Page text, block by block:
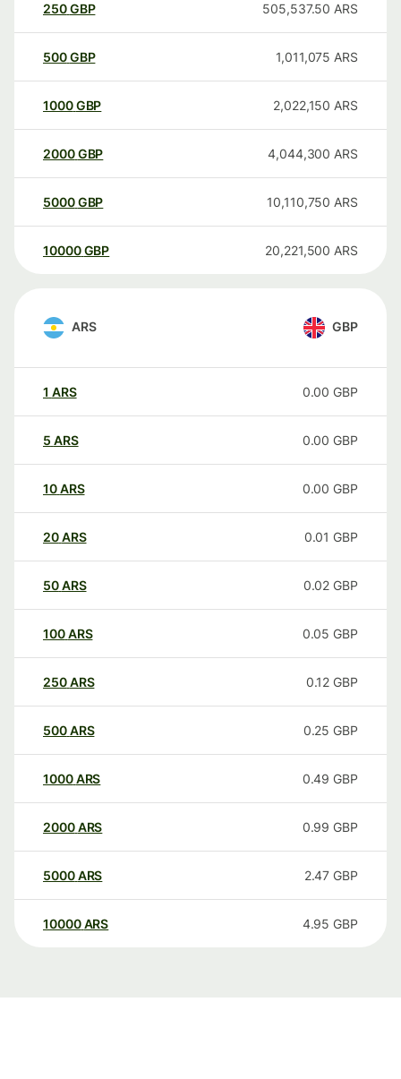
250GBP 505,537.50 ARS
500GBP 1,011,075 ARS
1000GBP 2,022,150 ARS
2000GBP 4,044,300 ARS
5000GBP 10,110,750 ARS
10000 GBP 20,221,500 ARS
ARS GBP
1 ARS 0.00 GBP
5 ARS 0.00 GBP
10ARS 0.00 GBP
20ARS 0.01 GBP
50ARS 0.02 GBP
100ARS 0.05 GBP
250ARS 0.12 GBP
500ARS 0.25 GBP
1000ARS 0.49 GBP
2000ARS 0.99 GBP
5000ARS 2.47 GBP
10000 ARS 4.95 GBP